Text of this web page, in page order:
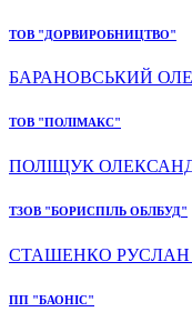
ТОВ "ДОРВИРОБНИЦТВО"
БАРАНОВСЬКИЙ
ТОВ "ПОЛІМАКС"
ПОЛІЩУК
ТЗОВ "БОРИСПІЛЬ ОБЛБУД"
СТАШЕНКО РУСЛАН
ПП "БАОНІС"